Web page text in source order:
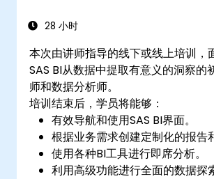
28 小时
本次由讲师指导的线下或线上培训，
SAS BI从数据中提取有意义的洞察的
师和数据分析师。
培训结束后，学员将能够：
有效导航和使用SAS BI界面。
根据业务需求创建定制化的报告
使用各种BI工具进行即席分析。
利用高级功能进行全面的数据探